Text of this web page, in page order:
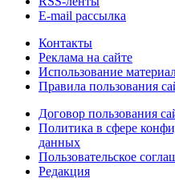
E-mail рассылка
Контакты
Реклама на сайте
Использование
Правила пользования
Договор пользования
Политика в сфере
данных
Пользовательское
Редакция